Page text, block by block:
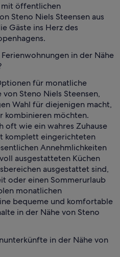
mit öffentlichen
Steno Niels Steensen aus
Gäste ins Herz des
in der Nähe
für monatliche
Steno Niels Steensen,
Wahl für diejenigen macht,
kombinieren möchten.
oft wie ein wahres Zuhause
komplett eingerichteten
Annehmlichkeiten
ausgestatteten Küchen
ausgestattet sind,
oder einen Sommerurlaub
monatlichen
bequeme und komfortable
in der Nähe von Steno
in der Nähe von